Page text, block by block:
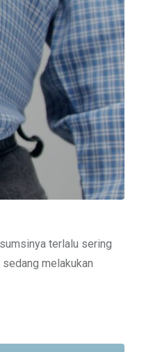
terlalu sering
melakukan